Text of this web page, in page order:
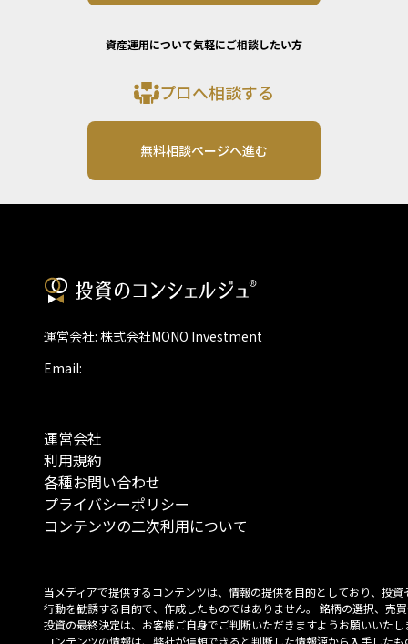
資産運用について気軽にご相談したい方
プロへ相談する
無料相談ページへ進む
運営会社: 株式会社MONO Investment
Email:
運営会社
利用規約
各種お問い合わせ
プライバシーポリシー
コンテンツの二次利用について
当メディアで提供するコンテンツは、情報の提供を目的としており、投資
行動を勧誘する目的で、作成したものではありません。 銘柄の選択、売
投資の最終決定は、お客様ご自身でご判断いただきますようお願いいたし
コンテンツの情報は、弊社が信頼できると判断した情報源から入手したも